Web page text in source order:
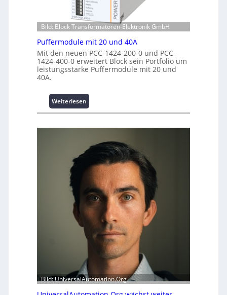
n
z
e
t
r
e
m
p
w
e
r
k
z
e
e
e
s
t
i
t
i
o
n
i
c
e
h
t
a
t
b
a
u
h
Bild: Block Transformatoren-Elektronik GmbH
Puffermodule mit 20 und 40A
Mit den neuen PCC-1424-200-0 und PCC-
1424-400-0 erweitert Block sein Portfolio um
leistungsstarke Puffermodule mit 20 und
40A.
Weiterlesen:
P
f
e
m
d
u
l
e
i
0
u
n
Bild: UniversalAutomation.Org